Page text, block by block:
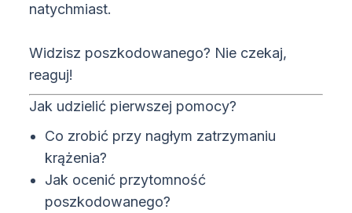
natychmiast.
Widzisz poszkodowanego? Nie czekaj,
reaguj!
Jak udzielić pierwszej pomocy?
Co zrobić przy nagłym zatrzymaniu
krążenia?
Jak ocenić przytomność
poszkodowanego?